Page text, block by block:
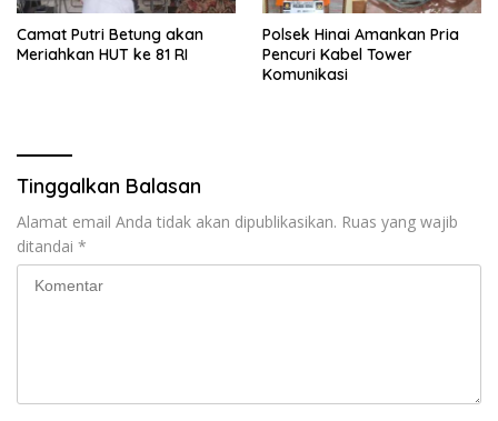
Camat Putri Betung akan
Meriahkan HUT ke 81 RI
Polsek Hinai Amankan Pria
Pencuri Kabel Tower
Komunikasi
Tinggalkan Balasan
Alamat email Anda tidak akan dipublikasikan. Ruas yang wajib
ditandai *